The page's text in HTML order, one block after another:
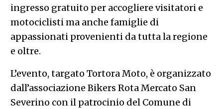
ingresso gratuito per accogliere visitatori e
motociclisti ma anche famiglie di
appassionati provenienti da tutta la regione
e oltre.
L’evento, targato Tortora Moto, è organizzato
dall’associazione Bikers Rota Mercato San
Severino con il patrocinio del Comune di